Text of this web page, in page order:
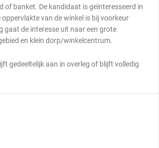
of banket. De kandidaat is geïnteresseerd in
oppervlakte van de winkel is bij voorkeur
gaat de interesse uit naar een grote
en klein dorp/winkelcentrum.
gedeeltelijk aan in overleg of blijft volledig